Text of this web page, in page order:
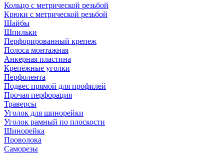
Кольцо с метрической резьбой
Крюки с метрической резьбой
Шайбы
Шпильки
Перфорированный крепеж
Полоса монтажная
Анкерная пластина
Крепёжные уголки
Перфолента
Подвес прямой для профилей
Прочая перфорация
Траверсы
Уголок для шинорейки
Уголок рамный по плоскости
Шинорейка
Проволока
Саморезы